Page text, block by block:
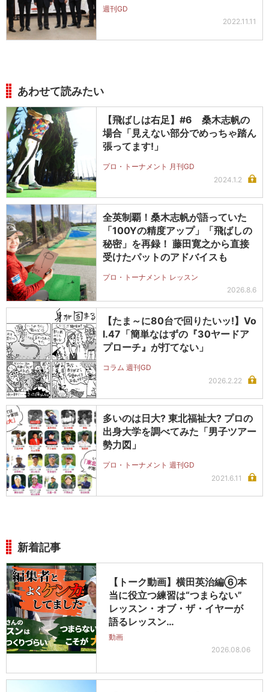
週刊GD
2022.11.11
あわせて読みたい
【飛ばしは右足】#6 桑木志帆の
場合「見えない部分でめっちゃ踏ん
張ってます!」
プロ・トーナメント 月刊GD
2024.1.2
全英制覇！桑木志帆が語っていた
「100Yの精度アップ」「飛ばしの
秘密」を再録！ 藤田寛之から直接
受けたパットのアドバイスも
プロ・トーナメント レッスン
2026.8.6
【たま～に80台で回りたいッ!】Vo
l.47「簡単なはずの『30ヤードア
プローチ』が打てない」
コラム 週刊GD
2026.2.22
多いのは日大? 東北福祉大? プロの
出身大学を調べてみた「男子ツアー
勢力図」
プロ・トーナメント 週刊GD
2021.6.11
新着記事
【トーク動画】横田英治編⑥本
当に役立つ練習は“つまらない”
レッスン・オブ・ザ・イヤーが
語るレッスン…
動画
2026.08.06